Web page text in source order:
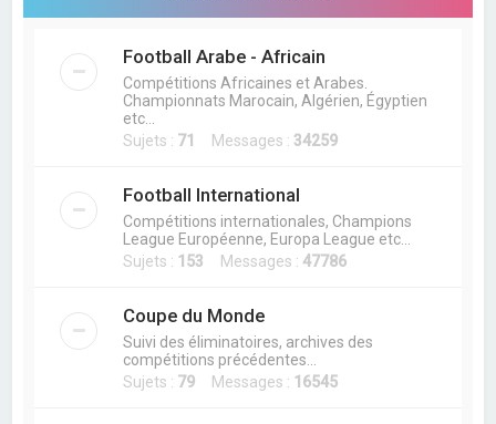
Football Arabe - Africain
Compétitions Africaines et Arabes.
Championnats Marocain, Algérien, Égyptien
etc...
Sujets : 71 Messages : 34259
Football International
Compétitions internationales, Champions
League Européenne, Europa League etc...
Sujets : 153 Messages :47786
Coupe du Monde
Suivi des éliminatoires, archives des
compétitions précédentes...
Sujets : 79 Messages : 16545